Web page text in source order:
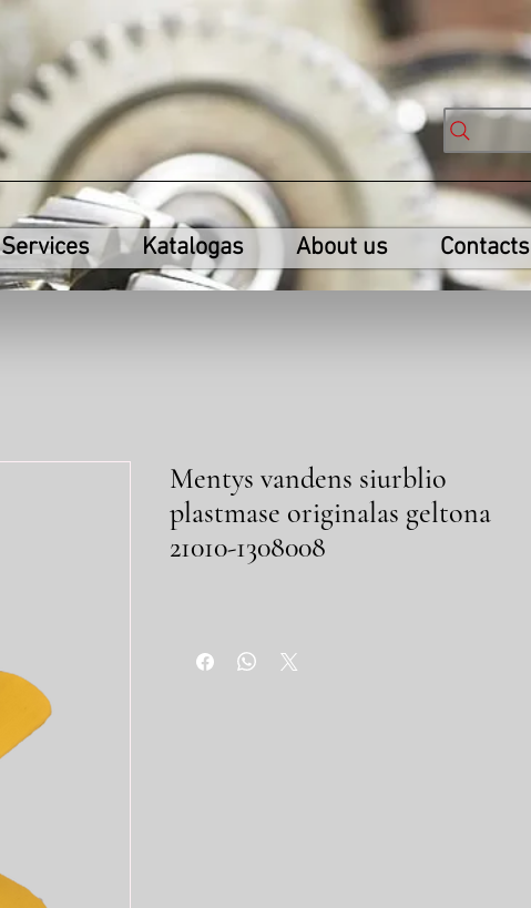
Services Katalogas About us Contacts
Mentys vandens siurblio
plastmase originalas geltona
21010-1308008